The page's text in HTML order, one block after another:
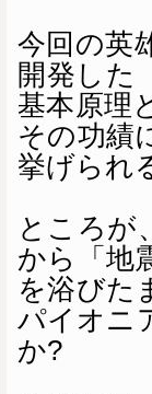
今回の英
開発した
基本原理
その功績
挙げられ
ところが
から「地
を浴びた
パイオニ
か?